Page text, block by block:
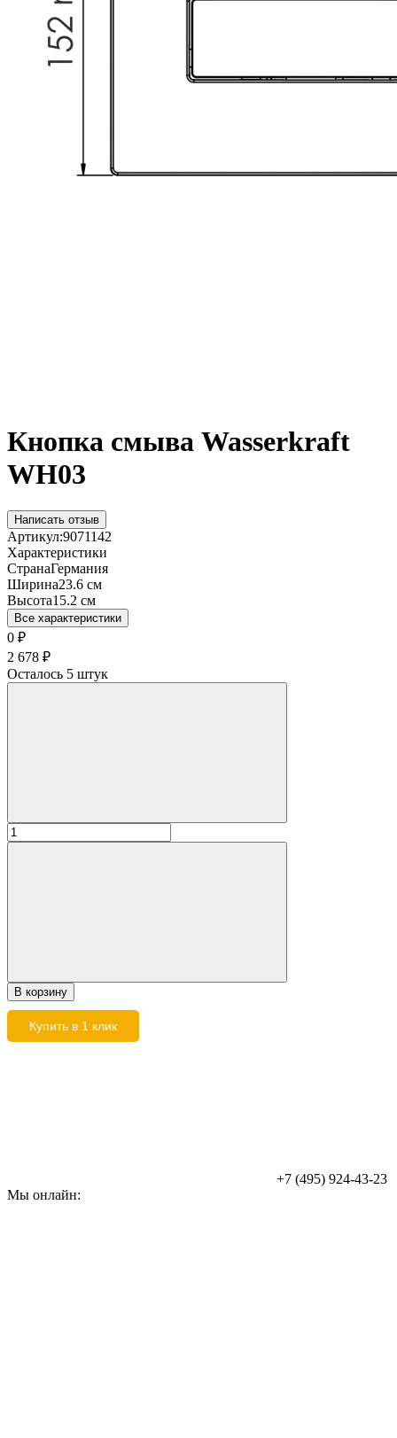
Кнопка смыва Wasserkraft
WH03
Написать отзыв
Артикул:9071142
Характеристики
СтранаГермания
Ширина23.6 см
Высота15.2 см
Все характеристики
0 ₽
2 678 ₽
Осталось 5 штук
В корзину
Купить в 1 клик
+7 (495) 924-43-23
Мы онлайн: